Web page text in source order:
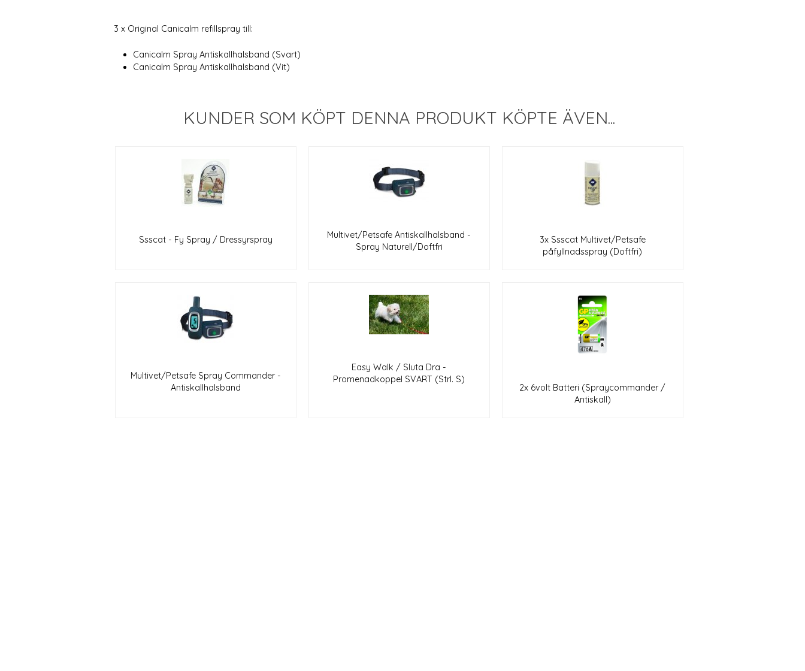
3 x Original Canicalm refillspray till:
Canicalm Spray Antiskallhalsband (Svart)
Canicalm Spray Antiskallhalsband (Vit)
KUNDER SOM KÖPT DENNA PRODUKT KÖPTE ÄVEN...
Ssscat - Fy Spray / Dressyrspray
Multivet/Petsafe Antiskallhalsband -
Spray Naturell/Doftfri
3x Ssscat Multivet/Petsafe
påfyllnadsspray (Doftfri)
Multivet/Petsafe Spray Commander -
Antiskallhalsband
Easy Walk / Sluta Dra -
Promenadkoppel SVART (Strl. S)
2x 6volt Batteri (Spraycommander /
Antiskall)